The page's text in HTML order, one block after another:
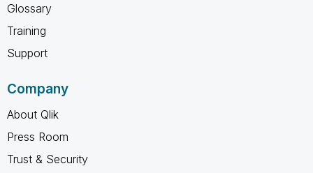
Glossary
Training
Support
Company
About Qlik
Press Room
Trust & Security